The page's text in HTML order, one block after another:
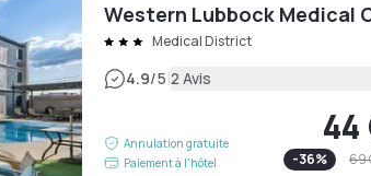
Western Lubbock Medical
Medical District
4.9/5|2 Avis
Annulation gratuite
Paiement à l'hôtel
44
-36% 69